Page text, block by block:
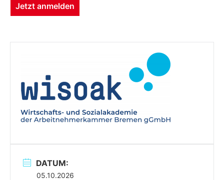
Jetzt anmelden
DATUM:
05.10.2026